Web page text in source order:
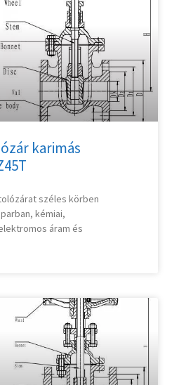
karimás
széles körben
kémiai,
áram és